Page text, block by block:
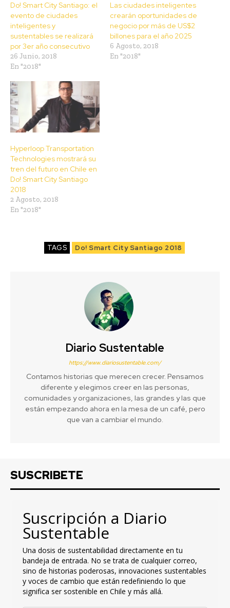
Do! Smart City Santiago: el
evento de ciudades
inteligentes y
sustentables se realizará
por 3er año consecutivo
26 Junio, 2018
En "2018"
Las ciudades inteligentes
crearán oportunidades de
negocio por más de US$2
billones para el año 2025
6 Agosto, 2018
En "2018"
Hyperloop Transportation
Technologies mostrará su
tren del futuro en Chile en
Do! Smart City Santiago
2018
2 Agosto, 2018
En "2018"
TAGS Do! Smart City Santiago 2018
Diario Sustentable
https://www.diariosustentable.com/
Contamos historias que merecen crecer. Pensamos
diferente y elegimos creer en las personas,
comunidades y organizaciones, las grandes y las que
están empezando ahora en la mesa de un café, pero
que van a cambiar el mundo.
SUSCRIBETE
Suscripción a Diario
Sustentable
Una dosis de sustentabilidad directamente en tu
bandeja de entrada. No se trata de cualquier correo,
sino de historias poderosas, innovaciones sustentables
y voces de cambio que están redefiniendo lo que
significa ser sostenible en Chile y más allá.